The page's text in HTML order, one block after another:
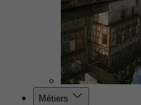
Métiers